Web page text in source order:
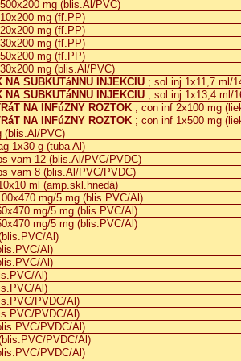
mg (blis.Al/PVC)
mg (fľ.PP)
mg (fľ.PP)
mg (fľ.PP)
mg (fľ.PP)
mg (blis.Al/PVC)
NA SUBKUTáNNU INJEKCIU ; sol inj 1x11,7 ml/
NA SUBKUTáNNU INJEKCIU ; sol inj 1x13,4 ml/
NA INFúZNY ROZTOK ; con inf 2x100 mg
NA INFúZNY ROZTOK ; con inf 1x500 mg
(blis.Al/PVC)
1x30 g (tuba Al)
vam 12 (blis.Al/PVC/PVDC)
vam 8 (blis.Al/PVC/PVDC)
ml (amp.skl.hnedá)
mg/5 mg (blis.PVC/Al)
mg/5 mg (blis.PVC/Al)
mg/5 mg (blis.PVC/Al)
Al)
Al)
Al)
Al)
Al)
PVDC/Al)
PVDC/Al)
PVDC/Al)
PVDC/Al)
PVDC/Al)